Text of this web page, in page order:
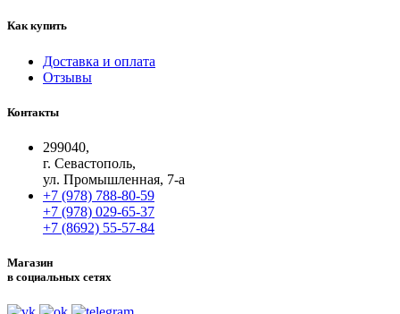
Как купить
Доставка и оплата
Отзывы
Контакты
299040,
г. Севастополь,
ул. Промышленная, 7-а
+7 (978) 788-80-59
+7 (978) 029-65-37
+7 (8692) 55-57-84
Магазин
в социальных сетях